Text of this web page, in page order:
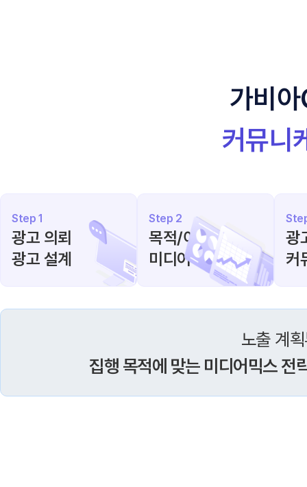
가비
커뮤니
Step 1
광고 의뢰
광고 설계
Step 2
목적/이슈 분석
미디어 믹스
광
커
노출 계
집행 목적에 맞는 미디어믹스 전